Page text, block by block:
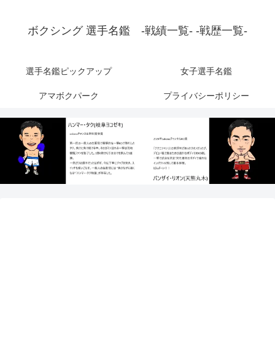
ボクシング 選手名鑑 -戦績一覧- -戦歴一覧-
選手名鑑ピックアップ 女子選手名鑑
アマボクパーク プライバシーポリシー